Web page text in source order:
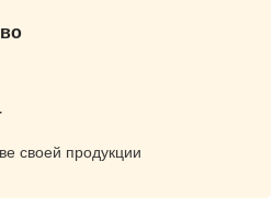
своей продукции